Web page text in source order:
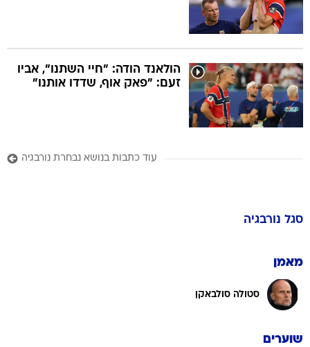
הולאנד הודה: "חיי השתנו", אביו
זעם: "פאק אוף, שדדו אותנו"
עוד כתבות בנושא נבחרת נורבגיה
סגל נורבגיה
מאמן
סטולה סולבאקן
שוערים